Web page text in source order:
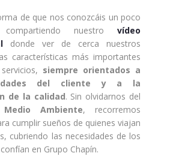
de que nos conozcáis un poco
nuestro vídeo
donde ver de cerca nuestros
características más importantes
siempre orientados a
del cliente y a la
de la calidad. Sin olvidarnos del
Medio Ambiente, recorremos
cumplir sueños de quienes viajan
cubriendo las necesidades de los
en Grupo Chapín.